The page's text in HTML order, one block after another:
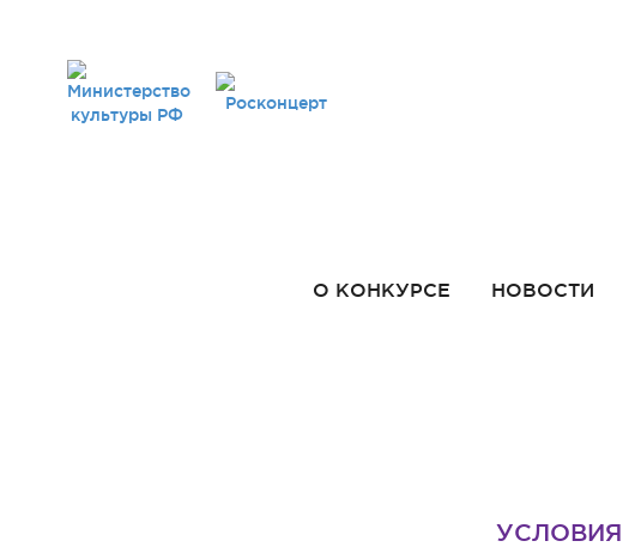
О КОНКУРСЕ НОВОСТИ
УСЛОВИЯ